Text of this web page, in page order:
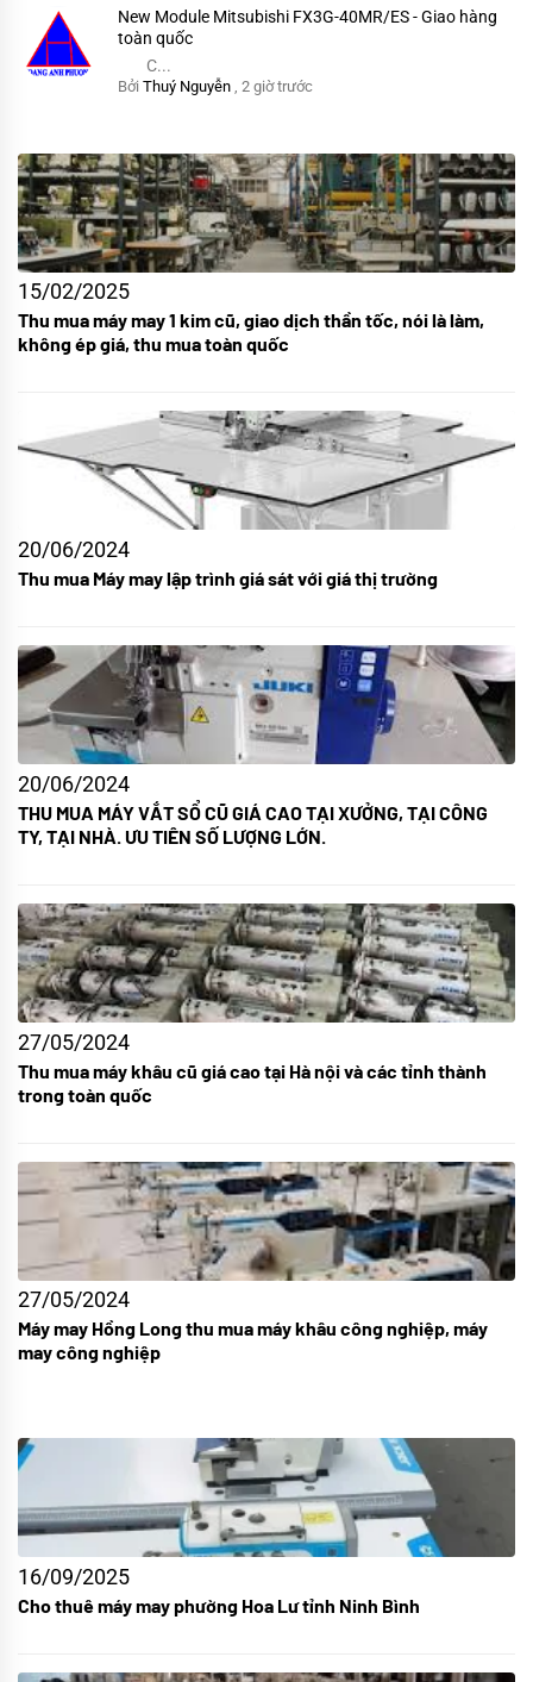
New Module Mitsubishi FX3G-40MR/ES - Giao hàng
toàn quốc
C...
BởiThuý Nguyễn ,2 giờ trước
15/02/2025
Thu mua máy may 1 kim cũ, giao dịch thần tốc, nói là làm,
không ép giá, thu mua toàn quốc
20/06/2024
Thu mua Máy may lập trình giá sát với giá thị trường
20/06/2024
THU MUA MÁY VẮT SỔ CŨ GIÁ CAO TẠI XƯỞNG, TẠI CÔNG
TY, TẠI NHÀ. ƯU TIÊN SỐ LƯỢNG LỚN.
27/05/2024
Thu mua máy khâu cũ giá cao tại Hà nội và các tỉnh thành
trong toàn quốc
27/05/2024
Máy may Hồng Long thu mua máy khâu công nghiệp, máy
may công nghiệp
16/09/2025
Cho thuê máy may phường Hoa Lư tỉnh Ninh Bình